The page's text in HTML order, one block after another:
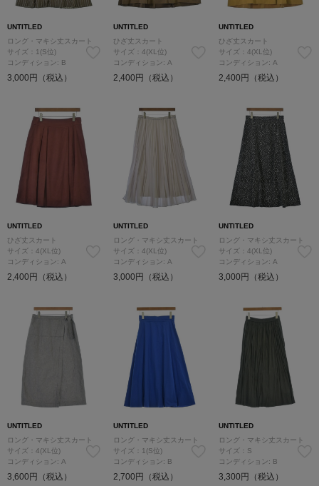
UNTITLED
ロング・マキシ丈スカート
サイズ：1(S位)
コンディション: B
3,000円（税込）
UNTITLED
ひざ丈スカート
サイズ：4(XL位)
コンディション: A
2,400円（税込）
UNTITLED
ひざ丈スカート
サイズ：4(XL位)
コンディション: A
2,400円（税込）
UNTITLED
ひざ丈スカート
サイズ：4(XL位)
コンディション: A
2,400円（税込）
UNTITLED
ロング・マキシ丈スカート
サイズ：4(XL位)
コンディション: A
3,000円（税込）
UNTITLED
ロング・マキシ丈スカート
サイズ：4(XL位)
コンディション: A
3,000円（税込）
UNTITLED
ロング・マキシ丈スカート
サイズ：4(XL位)
コンディション: A
3,600円（税込）
UNTITLED
ロング・マキシ丈スカート
サイズ：1(S位)
コンディション: B
2,700円（税込）
UNTITLED
ロング・マキシ丈スカート
サイズ：S
コンディション: B
3,300円（税込）